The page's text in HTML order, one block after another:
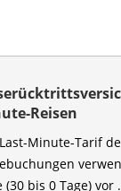
Reisen
Minute-Tarif
(30 bis 0 Tage) vor